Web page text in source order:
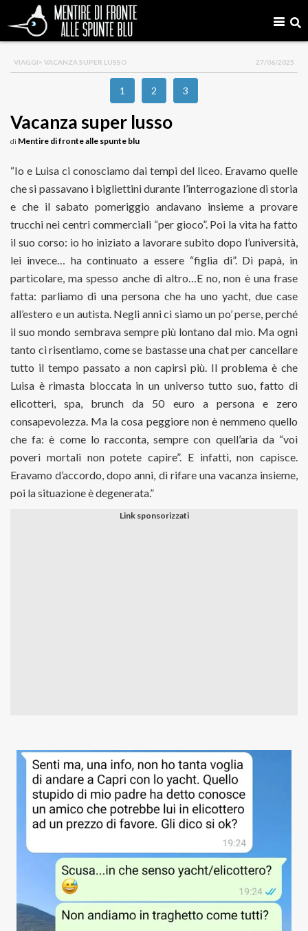
VIAGGI> VACANZA SUPER LUSSO 27/06/2025
1 2 3
Vacanza super lusso
di Mentire di fronte alle spunte blu
“Io e Luisa ci conosciamo dai tempi del liceo. Eravamo quelle
che si passavano i bigliettini durante l’interrogazione di storia
e che il sabato pomeriggio andavano insieme a provare
trucchi nei centri commerciali “per gioco”. Poi la vita ha fatto
il suo corso: io ho iniziato a lavorare subito dopo l’università,
lei invece… ha continuato a essere “figlia di”. Di papà, in
particolare, ma spesso anche di altro…E no, non è una frase
fatta: parliamo di una persona che ha uno yacht, due case
all’estero e un autista. Negli anni ci siamo un po’ perse, perché
il suo mondo sembrava sempre più lontano dal mio. Ma ogni
tanto ci risentiamo, come se bastasse una chat per cancellare
tutto il tempo passato a non capirsi più. Il problema è che
Luisa è rimasta bloccata in un universo tutto suo, fatto di
elicotteri, spa, brunch da 50 euro a persona e zero
consapevolezza. Ma la cosa peggiore non è nemmeno quello
che fa: è come lo racconta, sempre con quell’aria da “voi
poveri mortali non potete capire”. E infatti, non capisce.
Eravamo d’accordo, dopo anni, di rifare una vacanza insieme,
poi la situazione è degenerata.”